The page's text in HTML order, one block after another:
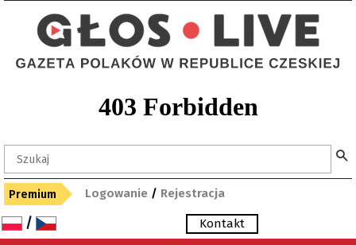
Premium Logowanie / Rejestracja
/ Kontakt